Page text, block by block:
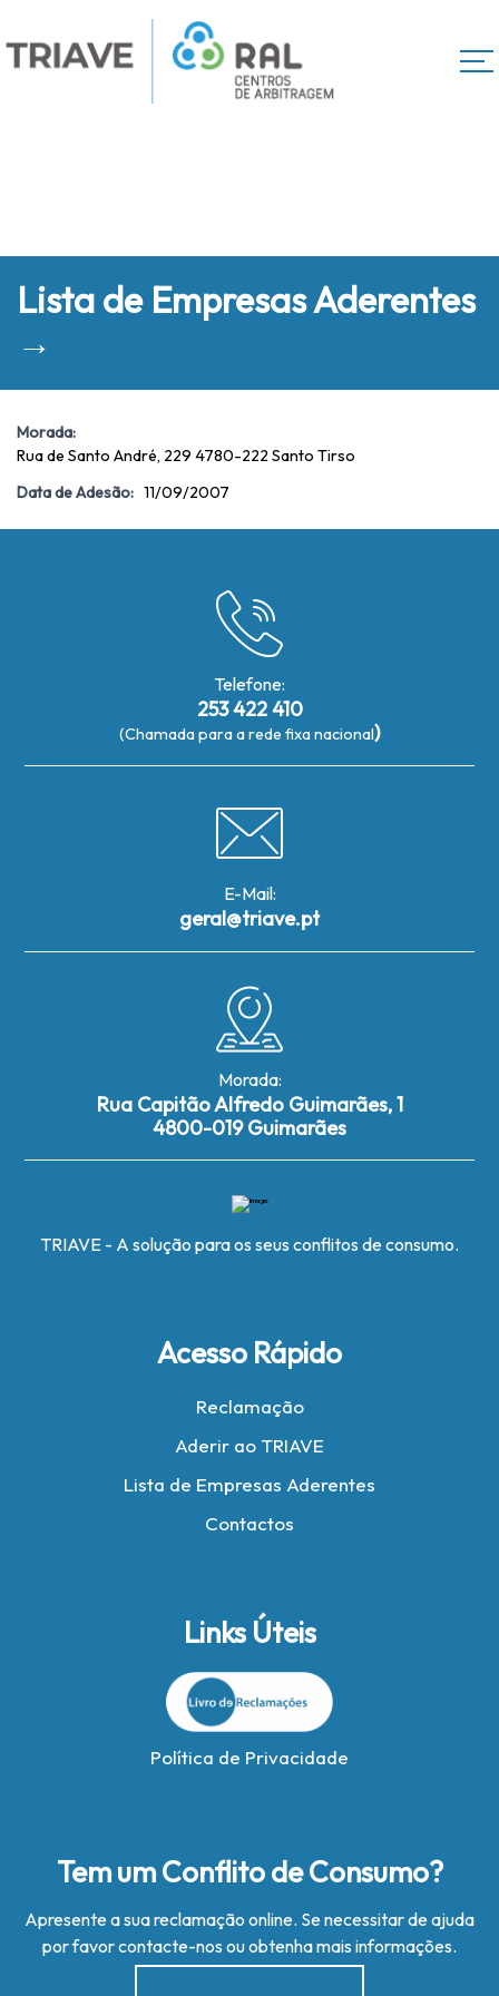
Lista de Empresas Aderentes
→
Morada:
Rua de Santo André, 229 4780-222 Santo Tirso
Data de Adesão: 11/09/2007
Telefone:
253 422 410
(Chamada para a rede fixa nacional)
E-Mail:
geral@triave.pt
Morada:
Rua Capitão Alfredo Guimarães, 1
4800-019 Guimarães
TRIAVE - A solução para os seus conflitos de consumo.
Acesso Rápido
Reclamação
Aderir ao TRIAVE
Lista de Empresas Aderentes
Contactos
Links Úteis
Política de Privacidade
Tem um Conflito de Consumo?
Apresente a sua reclamação online. Se necessitar de ajuda
por favor contacte-nos ou obtenha mais informações.